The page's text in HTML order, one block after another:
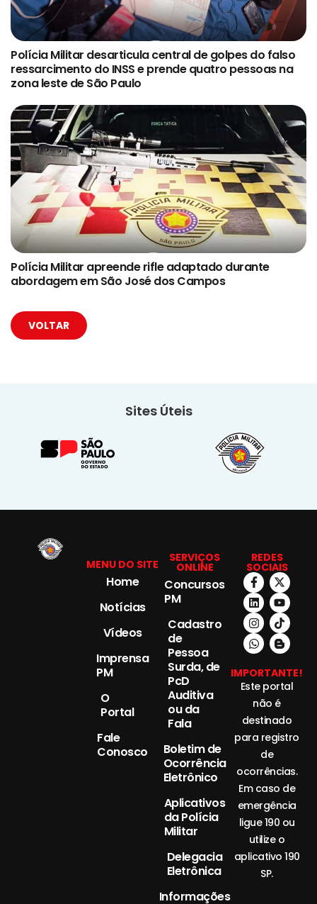
Polícia Militar desarticula central de golpes do falso
ressarcimento do INSS e prende quatro pessoas na
zona leste de São Paulo
Polícia Militar apreende rifle adaptado durante
abordagem em São José dos Campos
VOLTAR
Sites Úteis
MENU DO SITE
Home
Notícias
Vídeos
Imprensa
PM
O
Portal
Fale
Conosco
SERVIÇOS
ONLINE
Concursos
PM
Cadastro
de
Pessoa
Surda, de
PcD
Auditiva
ou da
Fala
Boletim de
Ocorrência
Eletrônico
Aplicativos
da Polícia
Militar
Delegacia
Eletrônica
Informações
REDES
SOCIAIS
IMPORTANTE!
Este portal
não é
destinado
para registro
de
ocorrências.
Em caso de
emergência
ligue 190 ou
utilize o
aplicativo 190
SP.